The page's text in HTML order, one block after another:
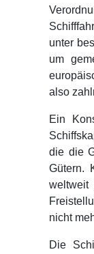
unter
um
also
Ein
die die
Gütern.
weltweit
nicht
Die